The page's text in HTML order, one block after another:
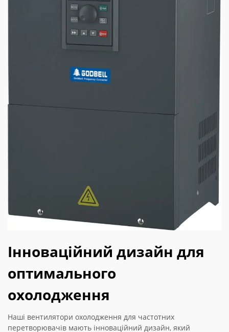
Інноваційний дизайн для
оптимального
охолодження
Наші вентилятори охолодження для частотних
перетворювачів мають інноваційний дизайн, який